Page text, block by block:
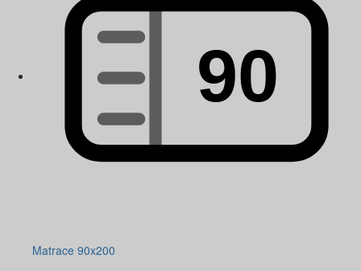
Matrace 90x200